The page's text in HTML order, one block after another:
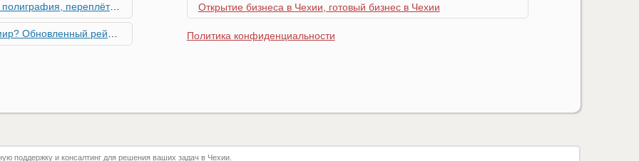
работы в Чехии - простая лицензия №14
глобальной мобильности 2026 года
Семей с Детьми через Пособия по Уходу
Открытие бизнеса в Чехии, готовый бизнес в Чехии
Политика конфиденциальности
поддержку и консалтинг для решения ваших задач в Чехии.